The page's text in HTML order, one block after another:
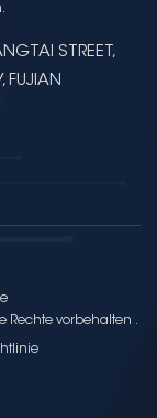
STREET,
FUJIAN
Rechte vorbehalten .